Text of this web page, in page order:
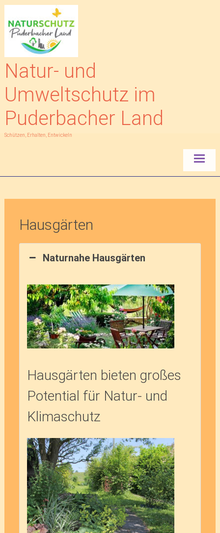
Zum
springen
Natur- und
Umweltschutz im
Puderbacher Land
Schützen, Erhalten, Entwickeln
Hausgärten
Naturnahe Hausgärten
Hausgärten bieten großes
Potential für Natur- und
Klimaschutz